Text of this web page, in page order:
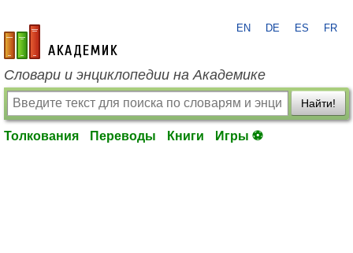
academic.ru
EN DE ES FR
Словари и энциклопедии на Академике
Найти!
Толкования Переводы Книги Игры ⚽